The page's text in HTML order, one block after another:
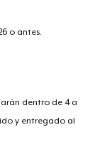
o antes.
dentro de 4 a
y entregado al